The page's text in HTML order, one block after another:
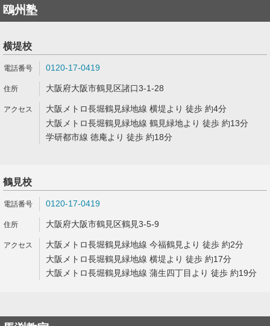
鴎州塾
横堤校
0120-17-0419
大阪府大阪市鶴見区諸口3-1-28
大阪メトロ長堀鶴見緑地線 横堤より 徒歩 約4分
大阪メトロ長堀鶴見緑地線 鶴見緑地より 徒歩 約13分
学研都市線 徳庵より 徒歩 約18分
鶴見校
0120-17-0419
大阪府大阪市鶴見区鶴見3-5-9
大阪メトロ長堀鶴見緑地線 今福鶴見より 徒歩 約2分
大阪メトロ長堀鶴見緑地線 横堤より 徒歩 約17分
大阪メトロ長堀鶴見緑地線 蒲生四丁目より 徒歩 約19分